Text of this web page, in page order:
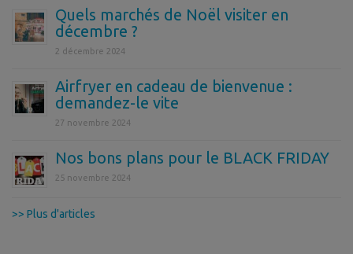
Quels marchés de Noël visiter en
décembre ?
2 décembre 2024
Airfryer en cadeau de bienvenue :
demandez-le vite
27 novembre 2024
Nos bons plans pour le BLACK FRIDAY
25 novembre 2024
>> Plus d'articles